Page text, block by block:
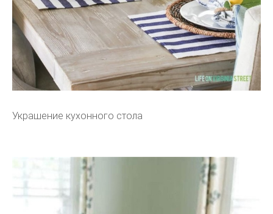
Украшение кухонного стола